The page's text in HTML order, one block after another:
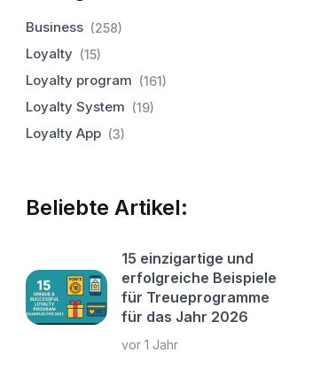
Business (258)
Loyalty (15)
Loyalty program (161)
Loyalty System (19)
Loyalty App (3)
Beliebte Artikel:
15 einzigartige und
erfolgreiche Beispiele
für Treueprogramme
für das Jahr 2026
vor 1 Jahr